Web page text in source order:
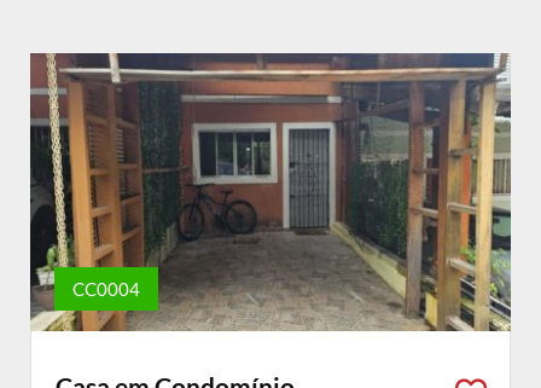
CC0004